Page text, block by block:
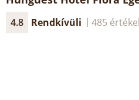
4.8 Rendkívüli 485